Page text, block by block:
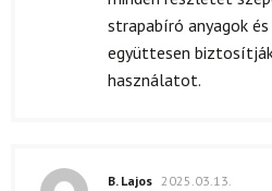
strapabíró anyagok
együttesen
használatot.
B. Lajos 2025.03.13.